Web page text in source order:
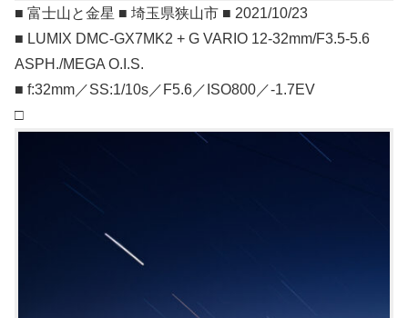
■ 富士山と金星 ■ 埼玉県狭山市 ■ 2021/10/23
■ LUMIX DMC-GX7MK2 + G VARIO 12-32mm/F3.5-5.6
ASPH./MEGA O.I.S.
■ f:32mm／SS:1/10s／F5.6／ISO800／-1.7EV
□